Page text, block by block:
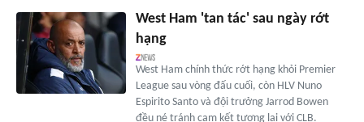
West Ham 'tan tác' sau ngày rớt
hạng
West Ham chính thức rớt hạng khỏi Premier
League sau vòng đấu cuối, còn HLV Nuno
Espirito Santo và đội trưởng Jarrod Bowen
đều né tránh cam kết tương lai với CLB.